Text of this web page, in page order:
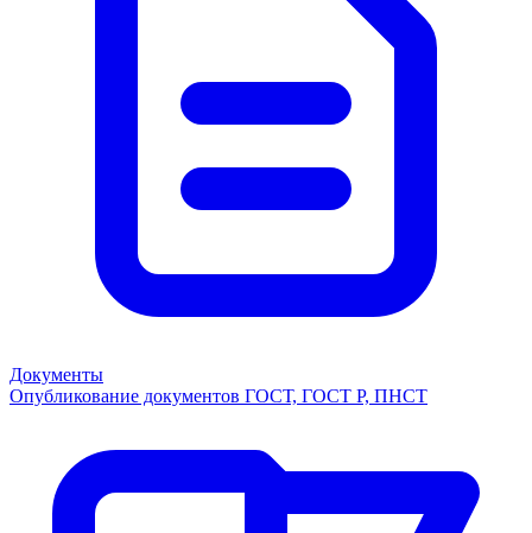
Документы
Опубликование документов ГОСТ, ГОСТ Р, ПНСТ